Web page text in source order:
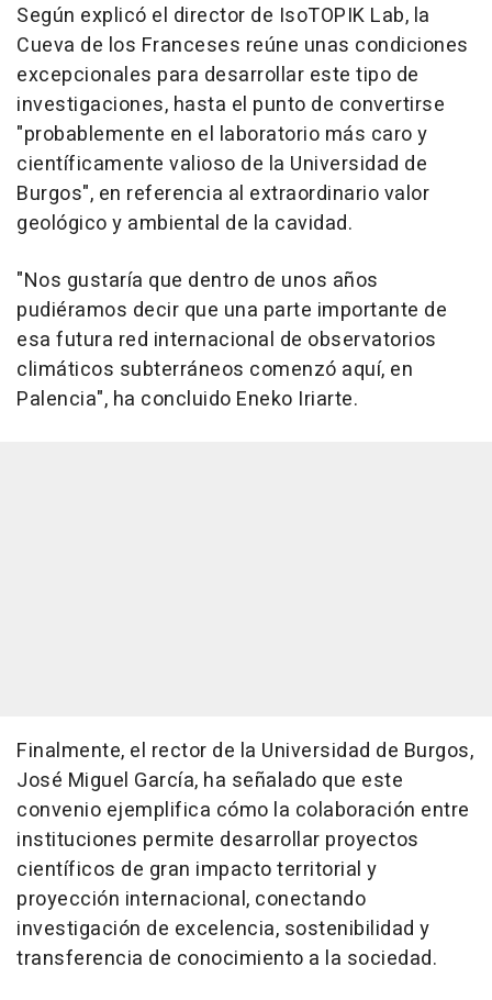
Según explicó el director de IsoTOPIK Lab, la
Cueva de los Franceses reúne unas condiciones
excepcionales para desarrollar este tipo de
investigaciones, hasta el punto de convertirse
"probablemente en el laboratorio más caro y
científicamente valioso de la Universidad de
Burgos", en referencia al extraordinario valor
geológico y ambiental de la cavidad.
"Nos gustaría que dentro de unos años
pudiéramos decir que una parte importante de
esa futura red internacional de observatorios
climáticos subterráneos comenzó aquí, en
Palencia", ha concluido Eneko Iriarte.
Finalmente, el rector de la Universidad de Burgos,
José Miguel García, ha señalado que este
convenio ejemplifica cómo la colaboración entre
instituciones permite desarrollar proyectos
científicos de gran impacto territorial y
proyección internacional, conectando
investigación de excelencia, sostenibilidad y
transferencia de conocimiento a la sociedad.